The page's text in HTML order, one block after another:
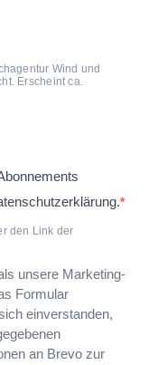
Wind und
Erscheint ca.
den Link der
unsere Marketing-
Formular
einverstanden,
an Brevo zur